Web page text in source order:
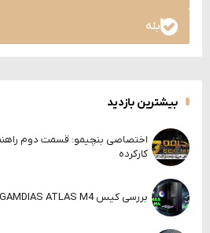
بله
بیشترین بازدید
اختصاصی بنچیمو: قسمت دوم
کارکرده
بررسی کیس GAMDIAS ATLAS M4 | آکواریومی قابل‌دفاع